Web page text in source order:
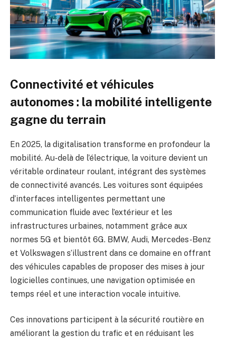
Connectivité et véhicules
autonomes : la mobilité intelligente
gagne du terrain
En 2025, la digitalisation transforme en profondeur la
mobilité. Au-delà de l’électrique, la voiture devient un
véritable ordinateur roulant, intégrant des systèmes
de connectivité avancés. Les voitures sont équipées
d’interfaces intelligentes permettant une
communication fluide avec l’extérieur et les
infrastructures urbaines, notamment grâce aux
normes 5G et bientôt 6G. BMW, Audi, Mercedes-Benz
et Volkswagen s’illustrent dans ce domaine en offrant
des véhicules capables de proposer des mises à jour
logicielles continues, une navigation optimisée en
temps réel et une interaction vocale intuitive.
Ces innovations participent à la sécurité routière en
améliorant la gestion du trafic et en réduisant les